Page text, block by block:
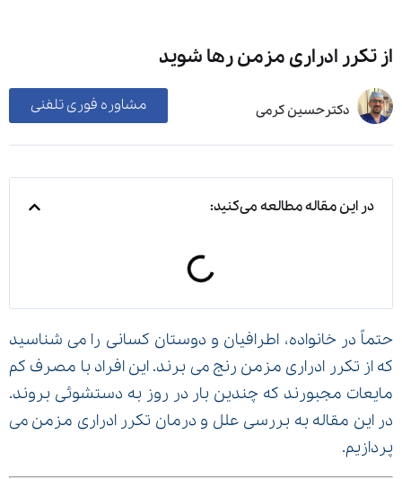
از تکرر ادراری مزمن رها شوید
دکترحسین کرمی مشاوره فوری تلفنی
در این مقاله مطالعه می‌کنید:
حتماً در خانواده،‌ اطرافیان و دوستان کسانی را می شناسید
که از تکرر ادراری مزمن رنج می برند. این افراد با مصرف کم
مایعات مجبورند که چندین بار در روز به دستشوئی بروند.
در این مقاله به بررسی علل و درمان تکرر ادراری مزمن می
پردازیم.